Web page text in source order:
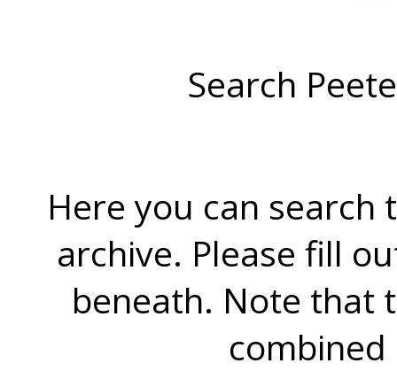
Search
Here you can search
archive. Please fill
beneath. Note that
combined